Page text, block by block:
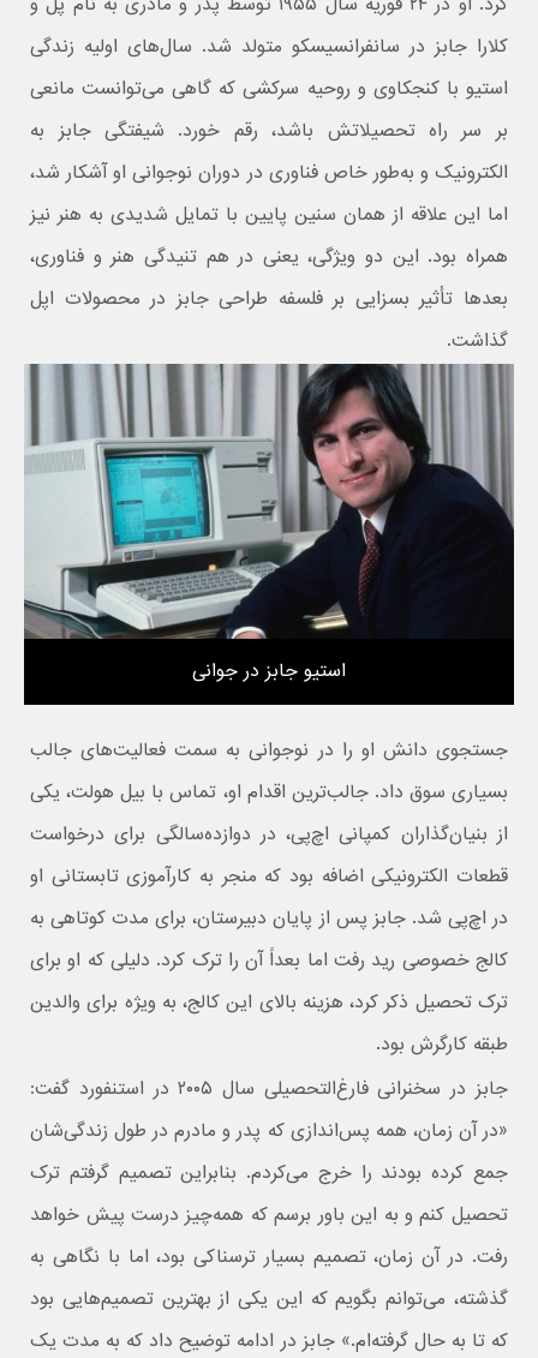
کلارا جابز در سانفرانسیسکو متولد شد. سال‌های اولیه زندگی
استیو با کنجکاوی و روحیه سرکشی که گاهی می‌توانست مانعی
بر سر راه تحصیلاتش باشد، رقم خورد. شیفتگی جابز به
الکترونیک و به‌طور خاص فناوری در دوران نوجوانی او آشکار شد،
اما این علاقه از همان سنین پایین با تمایل شدیدی به هنر نیز
همراه بود. این دو ویژگی، یعنی در هم تنیدگی هنر و فناوری،
بعدها تأثیر بسزایی بر فلسفه طراحی جابز در محصولات اپل
گذاشت.
استیو جابز در جوانی
جستجوی دانش او را در نوجوانی به سمت فعالیت‌های جالب
بسیاری سوق داد. جالب‌ترین اقدام او، تماس با بیل هولت، یکی
از بنیان‌گذاران کمپانی اچ‌پی، در دوازده‌سالگی برای درخواست
قطعات الکترونیکی اضافه بود که منجر به کارآموزی تابستانی او
در اچ‌پی شد. جابز پس از پایان دبیرستان، برای مدت کوتاهی به
کالج خصوصی رید رفت اما بعداً آن را ترک کرد. دلیلی که او برای
ترک تحصیل ذکر کرد، هزینه بالای این کالج، به ویژه برای والدین
طبقه کارگرش بود.
جابز در سخنرانی فارغ‌التحصیلی سال ۲۰۰۵ در استنفورد گفت:
«در آن زمان، همه پس‌اندازی که پدر و مادرم در طول زندگی‌شان
جمع کرده بودند را خرج می‌کردم. بنابراین تصمیم گرفتم ترک
تحصیل کنم و به این باور برسم که همه‌چیز درست پیش خواهد
رفت. در آن زمان، تصمیم بسیار ترسناکی بود، اما با نگاهی به
گذشته، می‌توانم بگویم که این یکی از بهترین تصمیم‌هایی بود
که تا به حال گرفته‌ام.» جابز در ادامه توضیح داد که به مدت یک